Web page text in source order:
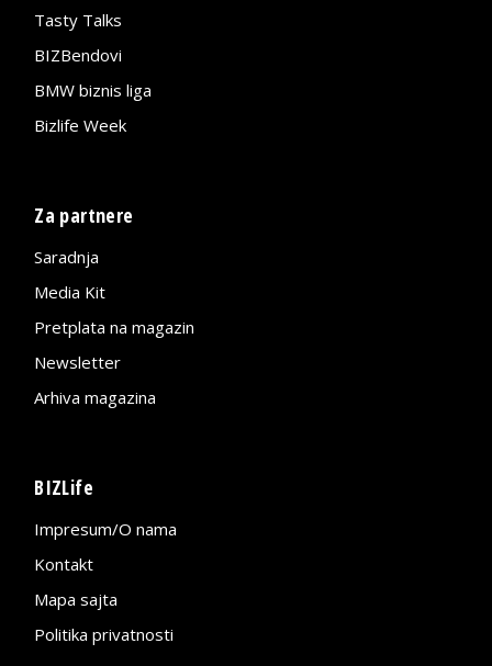
Tasty Talks
BIZBendovi
BMW biznis liga
Bizlife Week
Za partnere
Saradnja
Media Kit
Pretplata na magazin
Newsletter
Arhiva magazina
BIZLife
Impresum/O nama
Kontakt
Mapa sajta
Politika privatnosti